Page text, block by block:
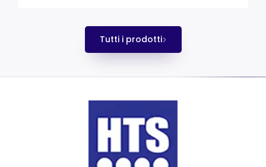
Tutti i prodotti